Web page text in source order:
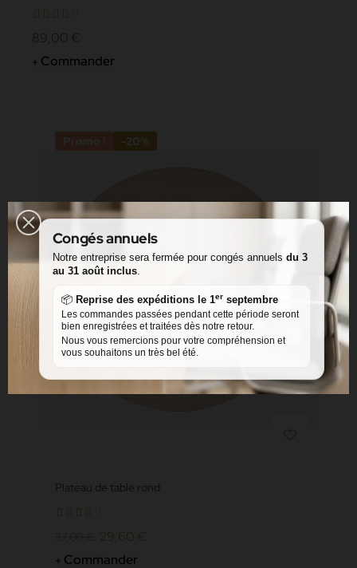
Commander
-20%
Plateau de table rond
29,60 €
Commander
Congés annuels
Notre entreprise sera fermée pour congés annuels du 3
au 31 août inclus.
📦 Reprise des expéditions le 1erseptembre
Les commandes passées pendant cette période seront
bien enregistrées et traitées dès notre retour.
Nous vous remercions pour votre compréhension et
vous souhaitons un très bel été.